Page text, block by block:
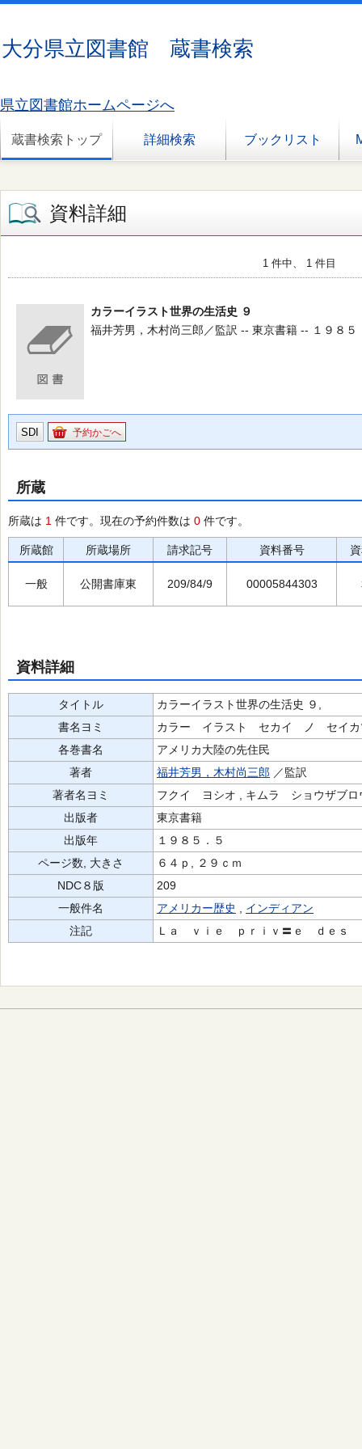
大分県立図書館 蔵書検索
県立図書館ホームページへ
蔵書検索トップ 詳細検索 ブックリスト
資料詳細
1 件中、 1 件目
カラーイラスト世界の生活史 ９
福井芳男，木村尚三郎／監訳 -- 東京書籍 -- １９８５
SDI 予約かごへ
所蔵
所蔵は 1 件です。現在の予約件数は 0 件です。
所蔵館 所蔵場所 請求記号 資料番号
一般 公開書庫東 209/84/9 00005844303
資料詳細
タイトル
カラーイラスト世界の生活史 ９,
書名ヨミ
カラー イラスト セカイ ノ セイカ
各巻書名
アメリカ大陸の先住民
著者
福井芳男，木村尚三郎 ／監訳
著者名ヨミ
フクイ ヨシオ , キムラ ショウザブロ
出版者
東京書籍
出版年
１９８５．５
ページ数, 大きさ
６４ｐ, ２９ｃｍ
NDC８版
209
一般件名
アメリカー歴史
インディアン
注記
Ｌａ ｖｉｅ ｐｒｉｖ〓ｅ ｄｅｓ